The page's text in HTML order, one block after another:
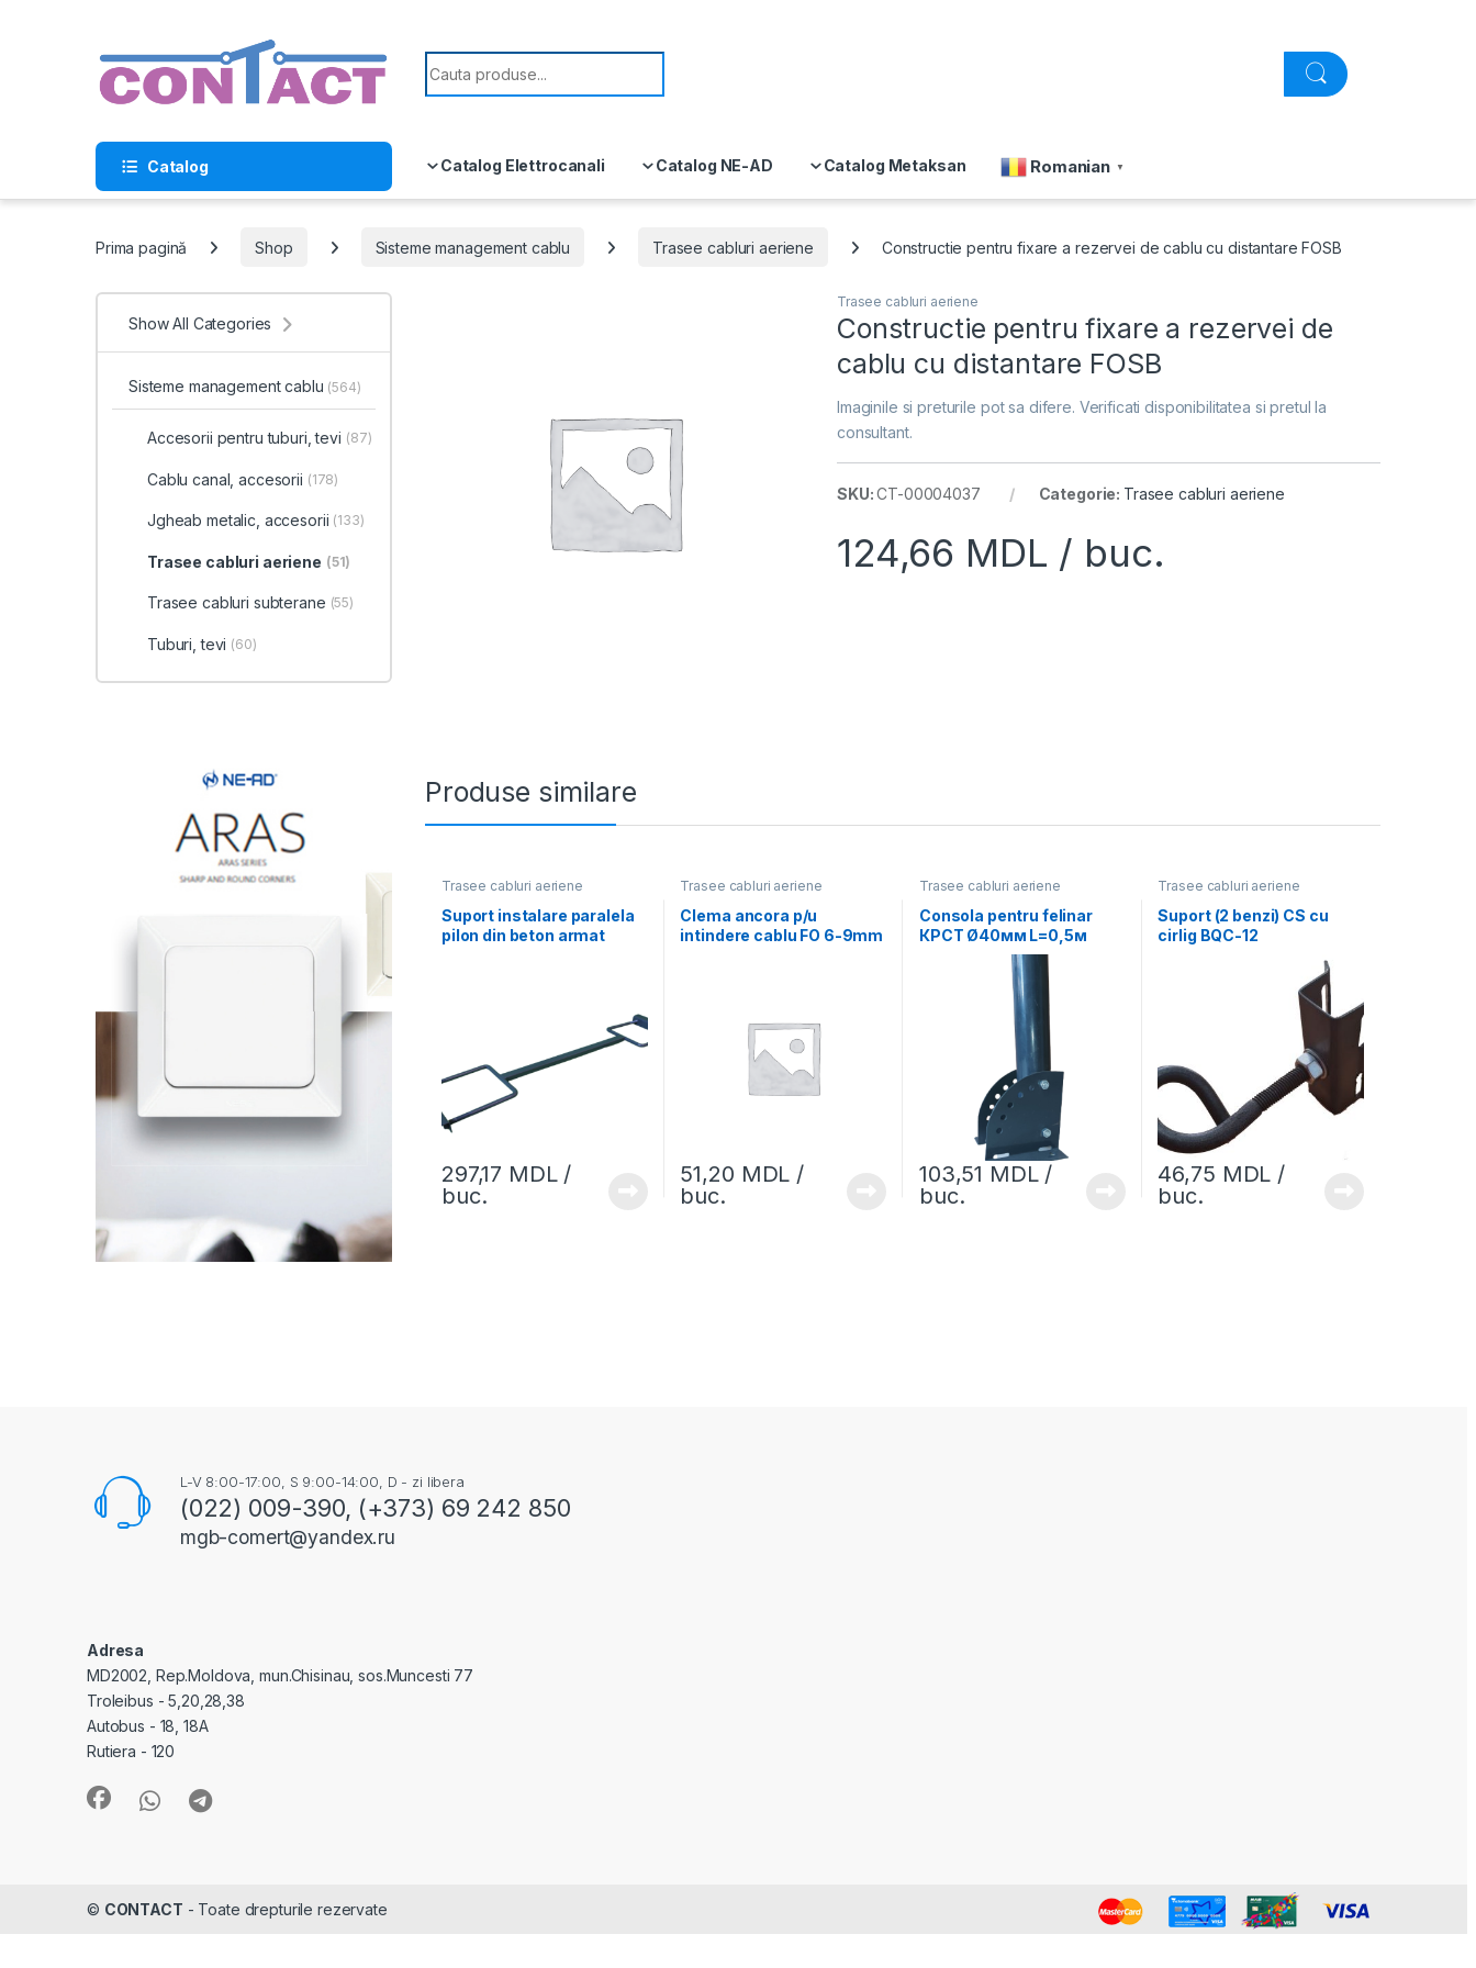
Search for:
Catalog Catalog Elettrocanali Catalog NE-AD Catalog Metaksan Romanian ▼
Prima pagină Shop Sisteme management cablu Trasee cabluri aeriene Constructie pentru fixare a rezervei de cablu cu distantare FOSB
Trasee cabluri aeriene
Constructie pentru fixare a rezervei de
cablu cu distantare FOSB
Imaginile si preturile pot sa difere. Verificati disponibilitatea si pretul la
consultant.
SKU:CT-00004037 Categorie: Trasee cabluri aeriene
124,66 MDL / buc.
Produse similare
Trasee cabluri aeriene
Suport instalare paralela
pilon din beton armat
297,17 MDL/
buc.
Trasee cabluri aeriene
Clema ancora p/u
intindere cablu FO 6-9mm
51,20 MDL /
buc.
Trasee cabluri aeriene
Consola pentru felinar
КРСТ Ø40мм L=0,5м
103,51 MDL/
buc.
Trasee cabluri aeriene
Suport (2 benzi) CS cu
cirlig BQC-12
46,75 MDL /
buc.
Show All Categories
Sisteme management cablu (564)
Accesorii pentru tuburi, tevi (87)
Cablu canal, accesorii (178)
Jgheab metalic, accesorii (133)
Trasee cabluri aeriene (51)
Trasee cabluri subterane (55)
Tuburi, tevi (60)
L-V 8:00-17:00, S 9:00-14:00, D - zi libera
(022) 009-390, (+373) 69 242 850
mgb-comert@yandex.ru
Adresa
MD2002, Rep.Moldova, mun.Chisinau, sos.Muncesti 77
Troleibus - 5,20,28,38
Autobus - 18, 18A
Rutiera - 120
© CONTACT - Toate drepturile rezervate